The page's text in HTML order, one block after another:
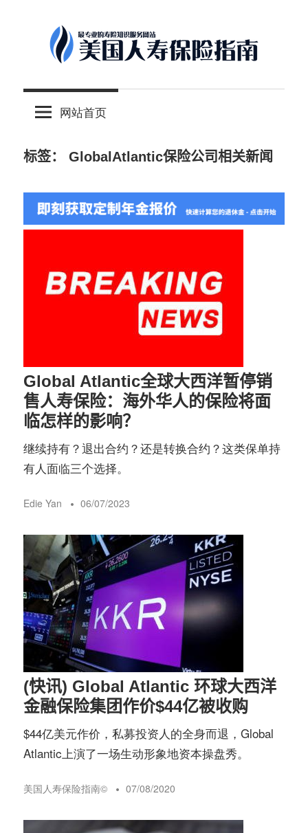
content
美
寿
险
南
©️
最
的
国
险
网站首页
标签： GlobalAtlantic保险公司相关新闻
Global Atlantic全球大西洋暂停销
售人寿保险：海外华人的保险将面
临怎样的影响？
继续持有？退出合约？还是转换合约？这类保单持
有人面临三个选择。
Edie Yan 06/07/2023
(快讯) Global Atlantic 环球大西洋
金融保险集团作价$44亿被收购
$44亿美元作价，私募投资人的全身而退，Global
Atlantic上演了一场生动形象地资本操盘秀。
美国人寿保险指南©️ 07/08/2020